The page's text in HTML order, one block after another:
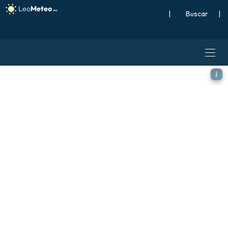
| |
ECMWF IFS 0.25° modelo